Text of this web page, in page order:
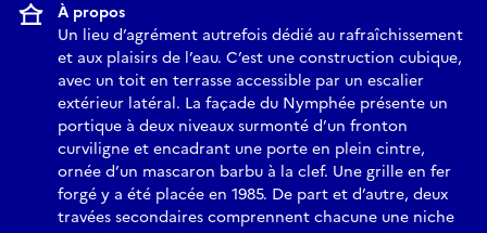
À propos
Un lieu d’agrément autrefois dédié au rafraîchissement
et aux plaisirs de l’eau. C’est une construction cubique,
avec un toit en terrasse accessible par un escalier
extérieur latéral. La façade du Nymphée présente un
portique à deux niveaux surmonté d’un fronton
curviligne et encadrant une porte en plein cintre,
ornée d’un mascaron barbu à la clef. Une grille en fer
forgé y a été placée en 1985. De part et d’autre, deux
travées secondaires comprennent chacune une niche